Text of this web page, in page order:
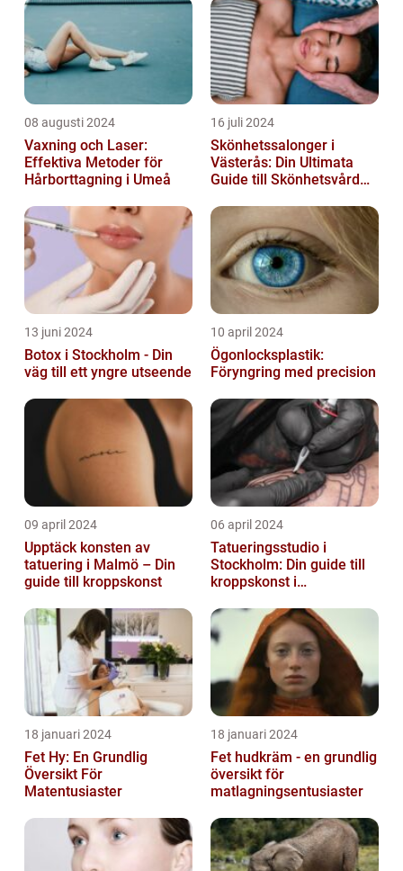
08 augusti 2024
Vaxning och Laser:
Effektiva Metoder för
Hårborttagning i Umeå
16 juli 2024
Skönhetssalonger i
Västerås: Din Ultimata
Guide till Skönhetsvård
13 juni 2024
Botox i Stockholm - Din
väg till ett yngre utseende
10 april 2024
Ögonlocksplastik:
Föryngring med precision
09 april 2024
Upptäck konsten av
tatuering i Malmö – Din
guide till kroppskonst
06 april 2024
Tatueringsstudio i
Stockholm: Din guide till
kroppskonst i
18 januari 2024
Fet Hy: En Grundlig
Översikt För
Matentusiaster
18 januari 2024
Fet hudkräm - en grundlig
översikt för
matlagningsentusiaster